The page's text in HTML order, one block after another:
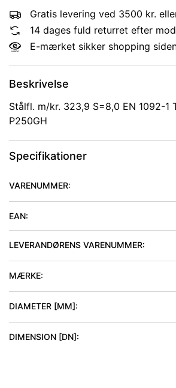
Gratis levering ved 3500 kr.
14 dages fuld returret efter
E-mærket sikker shopping
Beskrivelse
Stålfl. m/kr. 323,9 S=8,0 EN 1092-1
P250GH
Specifikationer
VARENUMMER:
EAN:
LEVERANDØRENS VARENUMMER:
MÆRKE:
DIAMETER [MM]:
DIMENSION [DN]: